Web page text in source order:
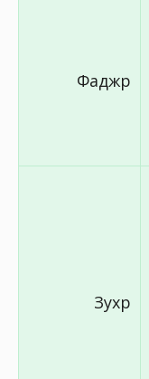
Фаджр
Зухр